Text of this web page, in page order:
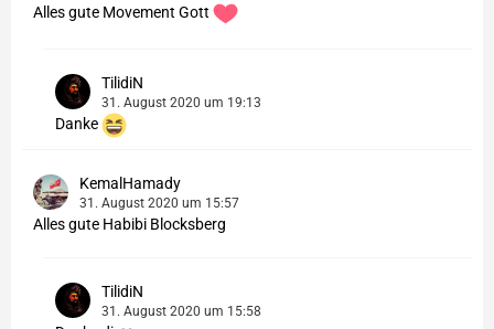
Alles gute Movement Gott
TilidiN
31. August 2020 um 19:13
Danke
KemalHamady
31. August 2020 um 15:57
Alles gute Habibi Blocksberg
TilidiN
31. August 2020 um 15:58